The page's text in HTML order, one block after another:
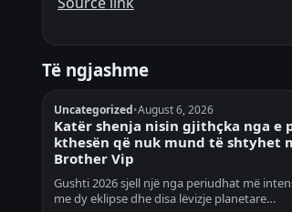
Të ngjashme
Uncategorized•August 6, 2026
Katër shenja nisin gjithçka nga e
kthesën që nuk mund të shtyhet
Brother Vip
Gushti 2026 sjell një nga periudhat më
me dy eklipse dhe disa lëvizje planetare…